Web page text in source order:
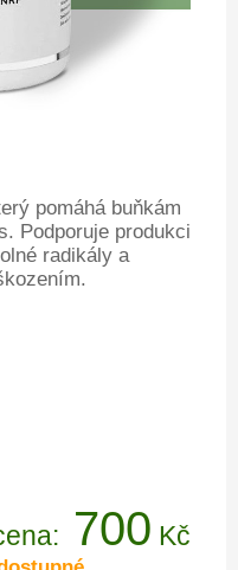
pomáhá buňkám
Podporuje produkci
radikály a
700 Kč